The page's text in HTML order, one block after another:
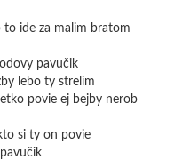
to ide za malim bratom
pavučik
lebo ty strelim
povie ej bejby nerob
si ty on povie